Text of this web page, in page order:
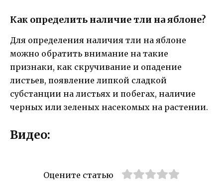
Как определить наличие тли на яблоне?
Для определения наличия тли на яблоне
можно обратить внимание на такие
признаки, как скручивание и опадение
листьев, появление липкой сладкой
субстанции на листьях и побегах, наличие
черных или зеленых насекомых на растении.
Видео:
Оцените статью